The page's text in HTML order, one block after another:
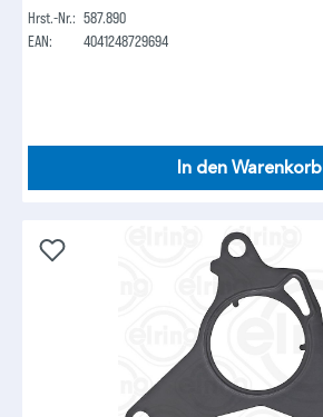
Hrst.-Nr.: 587.890
EAN:
4041248729694
In den Warenkorb